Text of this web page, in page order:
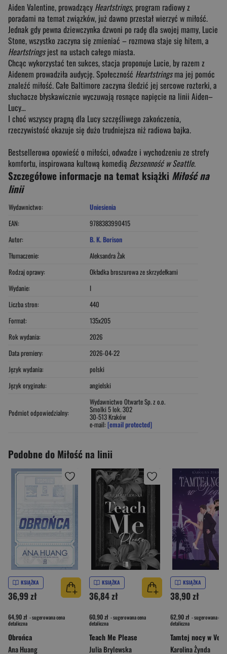
Aiden Valentine, prowadzący Heartstrings, program radiowy z
poradami na temat związków, już dawno przestał wierzyć w miłość.
Jednak gdy pewna dziewczynka dzwoni po radę dla swojej mamy, Lucie
Stone, wszystko zaczyna się zmieniać – rozmowa staje się hitem, a
Heartstringsjest na ustach całego miasta.
Chcąc wykorzystać ten sukces, stacja proponuje Lucie, by razem z
Aidenem prowadziła audycję. Społeczność Heartstringsma jej pomóc
znaleźć miłość. Całe Baltimore zaczyna śledzić jej sercowe rozterki, a
słuchacze błyskawicznie wyczuwają rosnące napięcie na linii Aiden–
Lucy…
I choć wszyscy pragną dla Lucy szczęśliwego zakończenia,
rzeczywistość okazuje się dużo trudniejsza niż radiowa bajka.
Bestsellerowa opowieść o miłości, odwadze i wychodzeniu ze strefy
komfortu, inspirowana kultową komedią Bezsenność w Seattle.
Szczegółowe informacje na temat książki Miłość na
linii
Wydawnictwo:
Uniesienia
EAN:
9788383990415
Autor:
B. K. Borison
Tłumaczenie:
Aleksandra Żak
Rodzaj oprawy:
Okładka broszurowa ze skrzydełkami
Wydanie:
I
Liczba stron:
440
Format:
135x205
Rok wydania:
2026
Data premiery:
2026-04-22
Język wydania:
polski
Język oryginału:
angielski
Podmiot odpowiedzialny:
Wydawnictwo Otwarte Sp. z o.o.
Smolki 5 lok. 302
30-513 Kraków
e-mail: [email protected]
Podobne do Miłość na linii
KSIĄŻKA
36,99 zł
64,90 zł - sugerowana cena
detaliczna
Obrońca
Ana Huang
KSIĄŻKA
36,84 zł
60,90 zł - sugerowana cena
detaliczna
Teach Me Please
Julia Brylewska
KSIĄŻKA
38,90 zł
62,90 zł - sugerowana cena
detaliczna
Tamtej nocy w
Karolina Żynda